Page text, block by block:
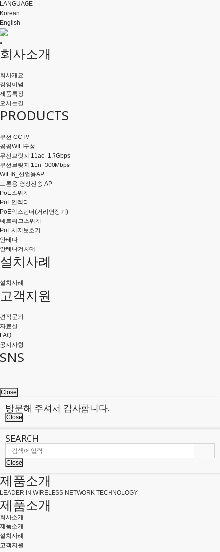
LANGUAGE
Korean
English
회사소개
회사개요
경영이념
제품특징
오시는길
PRODUCTS
무선 CCTV
공공WIFI구성
무선브릿지 11ac_1.7Gbps
무선브릿지 11n_300Mbps
WIFI6_산업용AP
드론용 영상전송 AP
PoE스위치
PoE인젝터
PoE익스텐더(거리연장기)
네트워크스위치
PoE서지보호기
안테나
안테나거치대
설치사례
설치사례
고객지원
견적문의
자료실
FAQ
공지사항
SNS
Close
방문해 주셔서 감사합니다.
Close
SEARCH
Close
제품소개
LEADER IN WIRELESS NETWORK TECHNOLOGY
제품소개
회사소개
제품소개
설치사례
고객지원